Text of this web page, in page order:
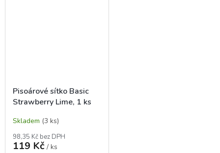
Pisoárové sítko Basic
Strawberry Lime, 1 ks
Skladem (3 ks)
98,35 Kč bez DPH
119 Kč / ks